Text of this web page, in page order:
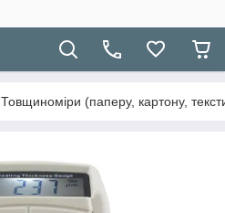
Товщиноміри (паперу, картону,